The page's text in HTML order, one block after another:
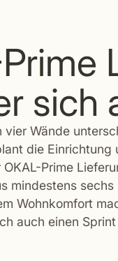
sich
Wände
die
Prime
mindestens
Wohnkomfort
auch einen